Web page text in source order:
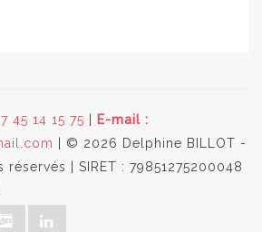
45 14 15 75
E-mail :
| © 2026 Delphine BILLOT -
réservés | SIRET : 79851275200048